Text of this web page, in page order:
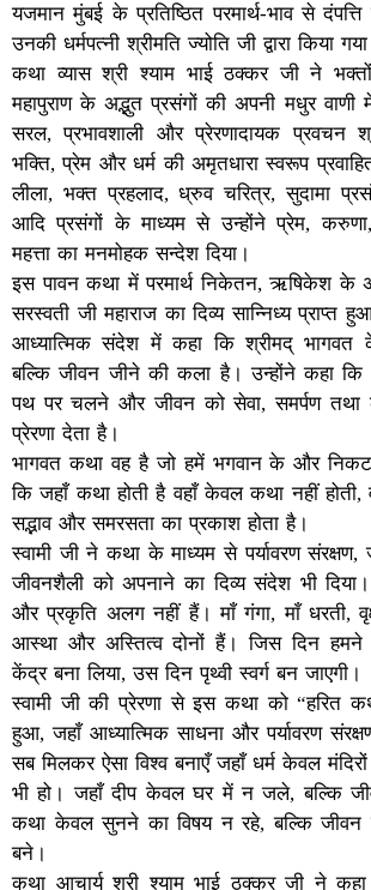
यजमान मुंबई के प्रतिष्ठित परमार्थ-भाव से
उनकी धर्मपत्नी श्रीमति ज्योति जी द्वारा किया
कथा व्यास श्री श्याम भाई ठक्कर जी ने
महापुराण के अद्भुत प्रसंगों की अपनी मधुर वाणी
सरल, प्रभावशाली और प्रेरणादायक प्रवचन
भक्ति, प्रेम और धर्म की अमृतधारा स्वरूप
लीला, भक्त प्रहलाद, ध्रुव चरित्र, सुदामा
आदि प्रसंगों के माध्यम से उन्होंने प्रेम,
महत्ता का मनमोहक सन्देश दिया।
इस पावन कथा में परमार्थ निकेतन, ऋषिकेश के
सरस्वती जी महाराज का दिव्य सान्निध्य प्राप्त
आध्यात्मिक संदेश में कहा कि श्रीमद्
बल्कि जीवन जीने की कला है। उन्होंने कहा
पथ पर चलने और जीवन को सेवा, समर्पण तथा
प्रेरणा देता है।
भागवत कथा वह है जो हमें भगवान के और
कि जहाँ कथा होती है वहाँ केवल कथा नहीं
सद्भाव और समरसता का प्रकाश होता है।
स्वामी जी ने कथा के माध्यम से पर्यावरण
जीवनशैली को अपनाने का दिव्य संदेश भी
और प्रकृति अलग नहीं हैं। माँ गंगा, माँ धरती,
आस्था और अस्तित्व दोनों हैं। जिस दिन हमने
केंद्र बना लिया, उस दिन पृथ्वी स्वर्ग बन जाएगी।
स्वामी जी की प्रेरणा से इस कथा को “हरित
हुआ, जहाँ आध्यात्मिक साधना और पर्यावरण
सब मिलकर ऐसा विश्व बनाएँ जहाँ धर्म केवल
भी हो। जहाँ दीप केवल घर में न जले, बल्कि
कथा केवल सुनने का विषय न रहे, बल्कि जीवन
बने।
कथा आचार्य श्री श्याम भाई ठक्कर जी ने कहा